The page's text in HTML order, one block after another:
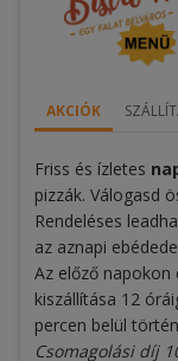
AKCIÓK
Friss és ízletes
pizzák. Válogasd
Rendeléses
az aznapi
Az előző napokon
kiszállítása 12
percen belül
Csomagolási díj